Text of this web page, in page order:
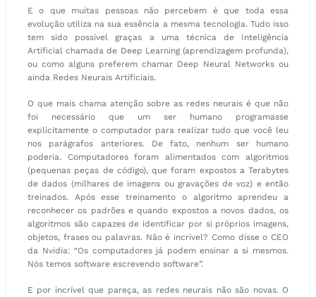
E o que muitas pessoas não percebem é que toda essa
evolução utiliza na sua essência a mesma tecnologia. Tudo isso
tem sido possível graças a uma técnica de Inteligência
Artificial chamada de Deep Learning (aprendizagem profunda),
ou como alguns preferem chamar Deep Neural Networks ou
ainda Redes Neurais Artificiais.
O que mais chama atenção sobre as redes neurais é que não
foi necessário que um ser humano programasse
explicitamente o computador para realizar tudo que você leu
nos parágrafos anteriores. De fato, nenhum ser humano
poderia. Computadores foram alimentados com algoritmos
(pequenas peças de código), que foram expostos a Terabytes
de dados (milhares de imagens ou gravações de voz) e então
treinados. Após esse treinamento o algoritmo aprendeu a
reconhecer os padrões e quando expostos a novos dados, os
algoritmos são capazes de identificar por si próprios imagens,
objetos, frases ou palavras. Não é incrível? Como disse o CEO
da Nvidia: “Os computadores já podem ensinar a si mesmos.
Nós temos software escrevendo software”.
E por incrível que pareça, as redes neurais não são novas. O